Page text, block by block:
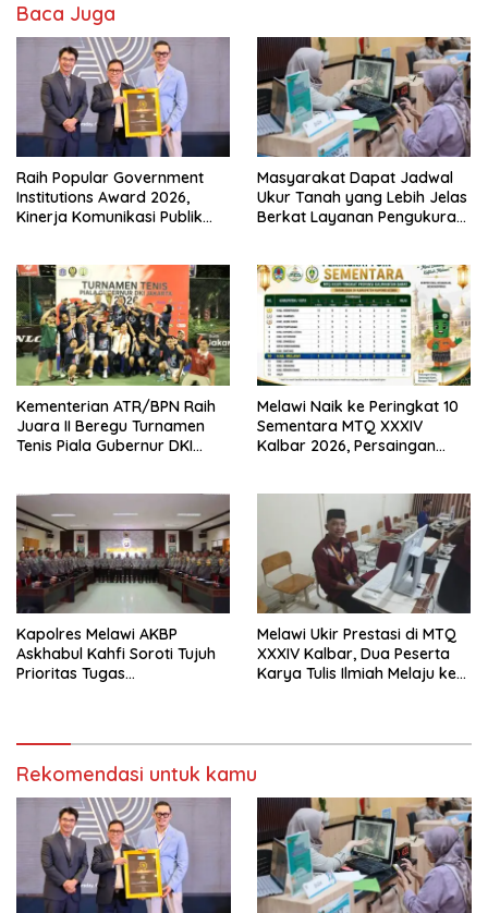
Baca Juga
Raih Popular Government
Institutions Award 2026,
Kinerja Komunikasi Publik
Masyarakat Dapat Jadwal
Ukur Tanah yang Lebih Jelas
Berkat Layanan Pengukuran
Kementerian ATR/BPN Raih
Juara II Beregu Turnamen
Tenis Piala Gubernur DKI
Melawi Naik ke Peringkat 10
Sementara MTQ XXXIV
Kalbar 2026, Persaingan
Kapolres Melawi AKBP
Askhabul Kahfi Soroti Tujuh
Prioritas Tugas
Melawi Ukir Prestasi di MTQ
XXXIV Kalbar, Dua Peserta
Karya Tulis Ilmiah Melaju ke
Rekomendasi untuk kamu